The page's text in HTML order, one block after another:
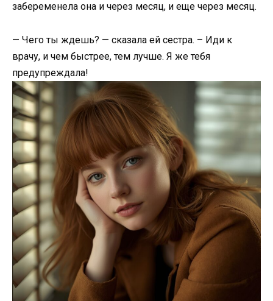
забеременела она и через месяц, и еще через месяц.
— Чего ты ждешь? — сказала ей сестра. – Иди к
врачу, и чем быстрее, тем лучше. Я же тебя
предупреждала!